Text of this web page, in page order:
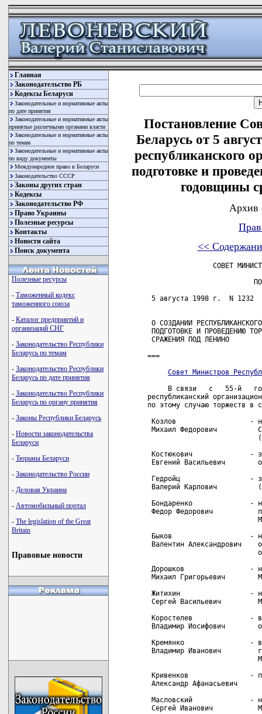
Главная
Законодательство РБ
Кодексы Беларуси
Законодательные и нормативные акты
по дате принятия
Законодательные и нормативные акты
принятые различными органами власти
Законодательные и нормативные акты
по темам
Законодательные и нормативные акты
по виду документы
Международное право в Беларуси
Законодательство СССР
Законы других стран
Кодексы
Законодательство РФ
Право Украины
Полезные ресурсы
Контакты
Новости сайта
Поиск документа
Полезные ресурсы
- Таможенный кодекс
таможенного союза
- Каталог предприятий и
организаций СНГ
- Законодательство Республики
Беларусь по темам
- Законодательство Республики
Беларусь по дате принятия
- Законодательство Республики
Беларусь по органу принятия
- Законы Республики Беларусь
- Новости законодательства
Беларуси
- Тюрьмы Беларуси
- Законодательство России
- Деловая Украина
- Автомобильный портал
- The legislation of the Great
Britain
Правовые новости
Постановление
Беларусь от 5
республиканского
подготовке и
годовщины
Архив
<<
СОВЕТ
5 августа 1998 г.  N
О СОЗДАНИИ
ПОДГОТОВКЕ И ПРОВЕДЕНИЮ
===
Совет Министров
В связи   с   55-й
республиканский
по этому случаю торжеств в
Козлов                  -
Михаил Федорович
Костюкович              -
Евгений Васильевич
Гедройц                 -
Валерий Карлович
Бондаренко              -
Федор Федорович
Быков                   -
Валентин Александрович
Дорошков                -
Михаил Григорьевич
Житихин                 -
Сергей Васильевич
Коростелев              -
Владимир Иосифович
Кремянко                -
Владимир Иванович
Кривенков               -
Александр Афанасьевич
Масловский              -
Сергей Иванович